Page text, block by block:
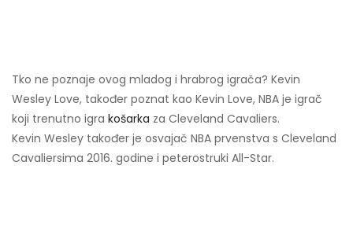
Tko ne poznaje ovog mladog i hrabrog igrača? Kevin
Wesley Love, također poznat kao Kevin Love, NBA je igrač
koji trenutno igra košarka za Cleveland Cavaliers.
Kevin Wesley također je osvajač NBA prvenstva s Cleveland
Cavaliersima 2016. godine i peterostruki All-Star.